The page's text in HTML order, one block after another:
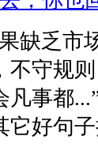
缺乏市
不守规
凡事都
它好句